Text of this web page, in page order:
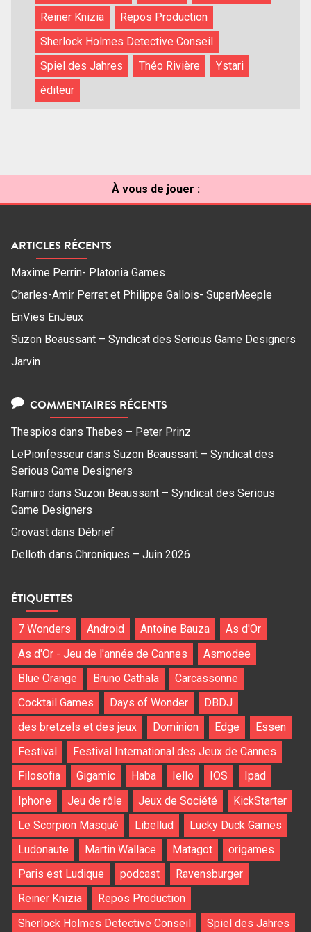
Reiner Knizia
Repos Production
Sherlock Holmes Detective Conseil
Spiel des Jahres
Théo Rivière
Ystari
éditeur
À vous de jouer :
ARTICLES RÉCENTS
Maxime Perrin- Platonia Games
Charles-Amir Perret et Philippe Gallois- SuperMeeple
EnVies EnJeux
Suzon Beaussant – Syndicat des Serious Game Designers
Jarvin
COMMENTAIRES RÉCENTS
Thespios dans Thebes – Peter Prinz
LePionfesseur dans Suzon Beaussant – Syndicat des
Serious Game Designers
Ramiro dans Suzon Beaussant – Syndicat des Serious
Game Designers
Grovast dans Débrief
Delloth dans Chroniques – Juin 2026
ÉTIQUETTES
7 Wonders Android Antoine Bauza
As d'Or
As d'Or - Jeu de l'année de Cannes
Asmodee
Blue Orange
Bruno Cathala
Carcassonne
Cocktail Games
Days of Wonder
DBDJ
des bretzels et des jeux
Dominion Edge
Essen
Festival
Festival International des Jeux de Cannes
Filosofia
Gigamic Haba Iello IOS
Ipad
Iphone
Jeu de rôle Jeux de Société
KickStarter
Le Scorpion Masqué
Libellud
Lucky Duck Games
Ludonaute
Martin Wallace Matagot
origames
Paris est Ludique
podcast
Ravensburger
Reiner Knizia
Repos Production
Sherlock Holmes Detective Conseil
Spiel des Jahres